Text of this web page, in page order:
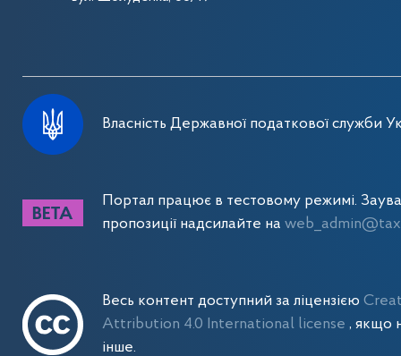
Власність Державної податкової служби
Портал працює в тестовому режимі.
пропозиції надсилайте на
Весь контент доступний за ліцензією
Attribution 4.0 International license, якщо
інше.